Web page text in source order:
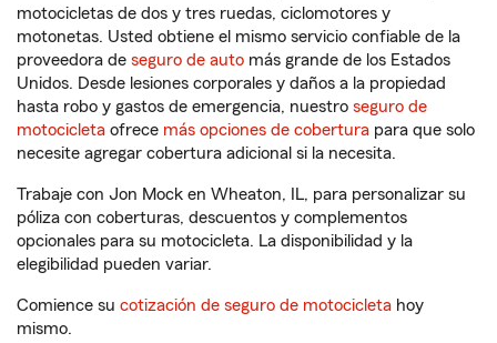
motocicletas de dos y tres ruedas, ciclomotores y
motonetas. Usted obtiene el mismo servicio confiable de la
proveedora de seguro de auto más grande de los Estados
Unidos. Desde lesiones corporales y daños a la propiedad
hasta robo y gastos de emergencia, nuestro seguro de
motocicleta ofrece más opciones de cobertura para que solo
necesite agregar cobertura adicional si la necesita.
Trabaje con Jon Mock en Wheaton, IL, para personalizar su
póliza con coberturas, descuentos y complementos
opcionales para su motocicleta. La disponibilidad y la
elegibilidad pueden variar.
Comience su cotización de seguro de motocicleta hoy
mismo.